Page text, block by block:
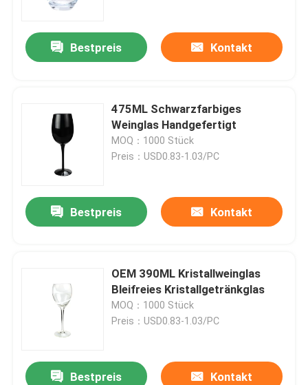
Bestpreis Kontakt
475ML Schwarzfarbiges
Weinglas Handgefertigt
MOQ：1000 Stück
Preis：USD0.83-1.03/PC
Bestpreis Kontakt
OEM 390ML Kristallweinglas
Bleifreies Kristallgetränkglas
MOQ：1000 Stück
Preis：USD0.83-1.03/PC
Bestpreis Kontakt